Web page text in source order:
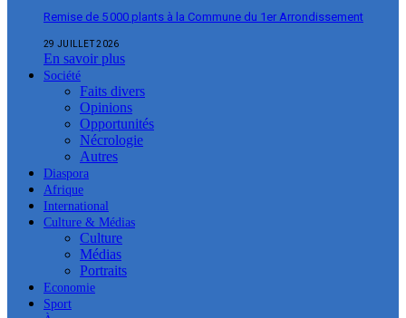
Remise de 5 000 plants à la Commune du 1er Arrondissement
29 JUILLET 2026
En savoir plus
Société
Faits divers
Opinions
Opportunités
Nécrologie
Autres
Diaspora
Afrique
International
Culture & Médias
Culture
Médias
Portraits
Economie
Sport